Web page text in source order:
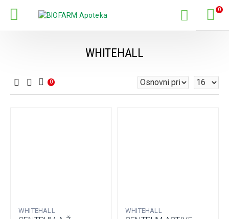
0
WHITEHALL
0
WHITEHALL WHITEHALL